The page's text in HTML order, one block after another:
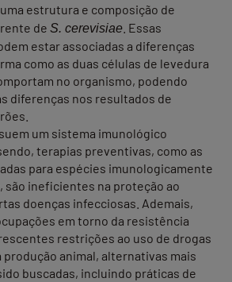
estrutura e composição de
de S. cerevisiae . Essas
estar associadas a diferenças
como as duas células de levedura
no organismo, podendo
diferenças nos resultados de
um sistema imunológico
terapias preventivas, como as
para espécies imunologicamente
são ineficientes na proteção ao
doenças infecciosas. Ademais,
em torno da resistência
restrições ao uso de drogas
animal, alternativas mais
buscadas, incluindo práticas de